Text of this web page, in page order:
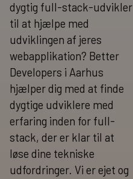
dygtig full-stack-udvikler
til at hjælpe med
udviklingen af jeres
webapplikation? Better
Developers i Aarhus
hjælper dig med at finde
dygtige udviklere med
erfaring inden for full-
stack, der er klar til at
løse dine tekniske
udfordringer. Vi er ejet og